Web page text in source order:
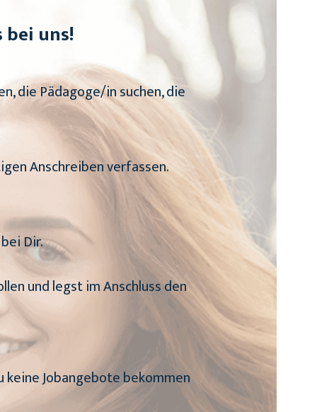
uns!
die Pädagoge/in suchen, die
Anschreiben verfassen.
Dir.
und legst im Anschluss den
keine Jobangebote bekommen